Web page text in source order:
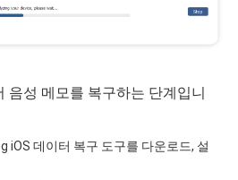
음성 메모를 복구하는 단계입니
iOS 데이터 복구 도구를 다운로드, 설